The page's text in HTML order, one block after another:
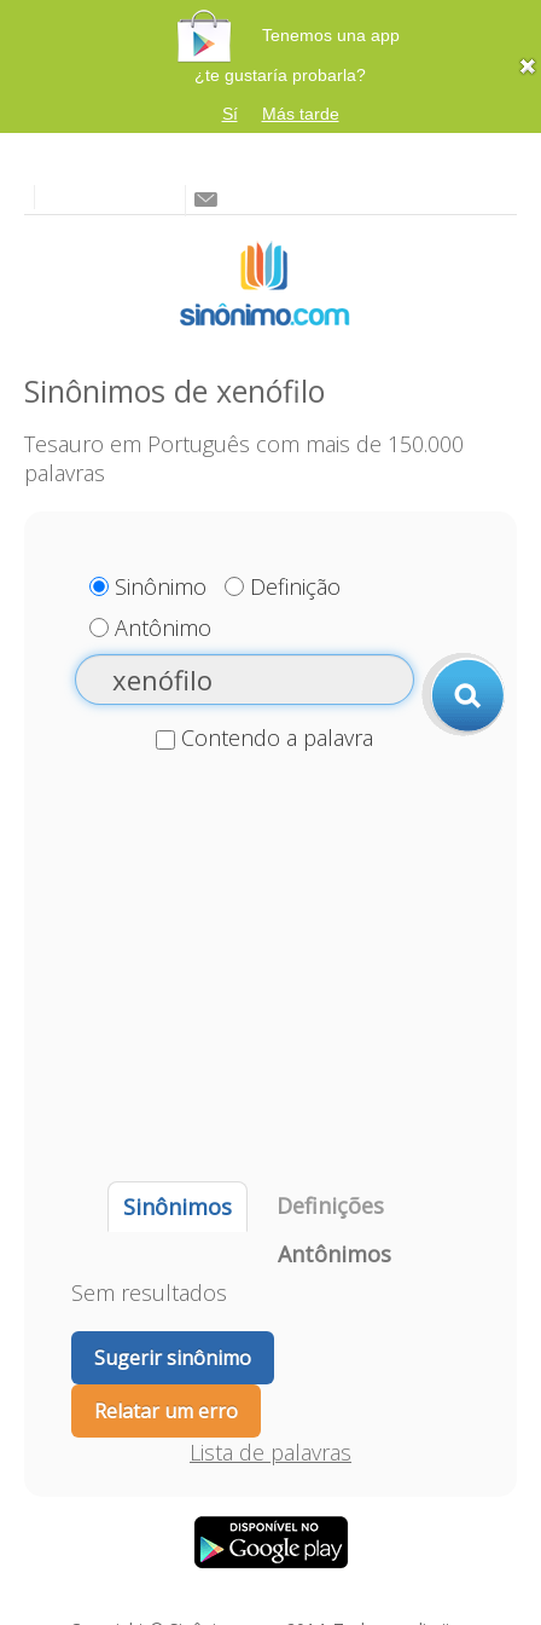
Tenemos una app
¿te gustaría probarla?
Sí
Más tarde
Sinônimos de xenófilo
Tesauro em Português com mais de 150.000
palavras
Sinônimo
Definição
Antônimo
Contendo a palavra
Sinônimos
Definições
Antônimos
Sem resultados
Sugerir sinônimo
Relatar um erro
Lista de palavras